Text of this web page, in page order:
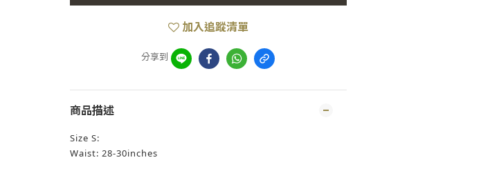
加入追蹤清單
分享到
商品描述
Size S:
Waist: 28-30inches